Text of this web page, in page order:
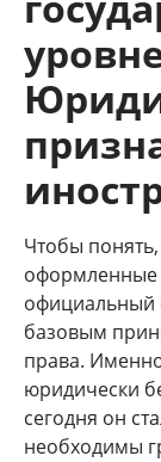
Чтобы
оформленные
официальный
базовым
права.
юридически
сегодня он
необходимы